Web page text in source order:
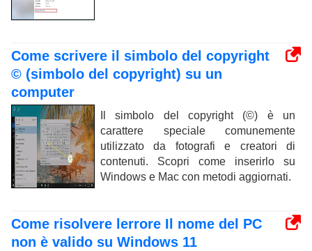
Come scrivere il simbolo del copyright
© (simbolo del copyright) su un
computer
Il simbolo del copyright (©) è un
carattere speciale comunemente
utilizzato da fotografi e creatori di
contenuti. Scopri come inserirlo su
Windows e Mac con metodi aggiornati.
Come risolvere lerrore Il nome del PC
non è valido su Windows 11